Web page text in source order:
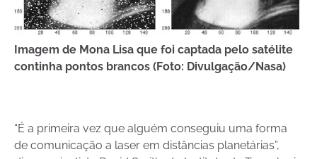
Imagem de Mona Lisa que foi captada pelo satélite
continha pontos brancos (Foto: Divulgação/Nasa)
“É a primeira vez que alguém conseguiu uma forma
de comunicação a laser em distâncias planetárias”,